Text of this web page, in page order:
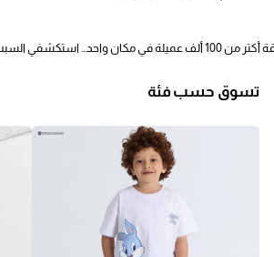
من 100 ألف عميلة في مكان واحد… استكشفي السبب!
تسوق حسب فئة